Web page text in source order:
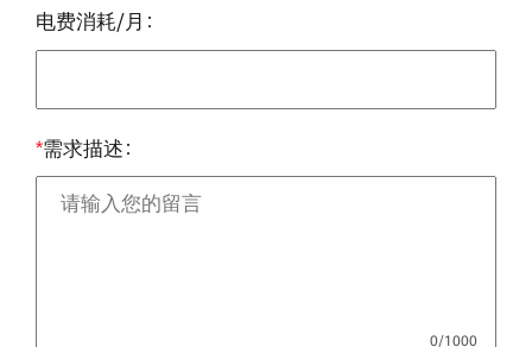
电费消耗/月
*需求描述